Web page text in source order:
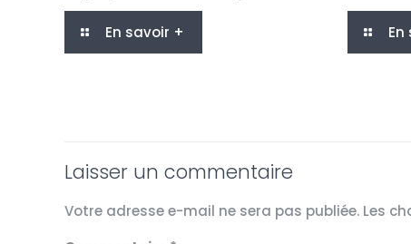
En savoir +
Laisser un commentaire
Votre adresse e-mail ne sera pas publiée. Les